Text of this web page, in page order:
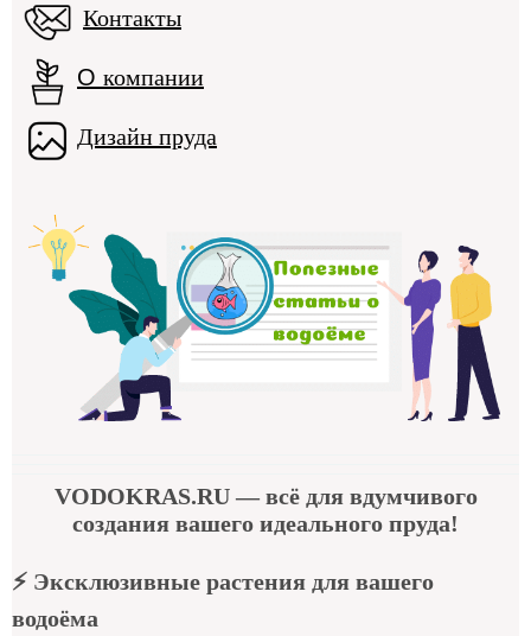
Контакты
О компании
Дизайн пруда
VODOKRAS.RU— всё для вдумчивого
создания вашего идеального пруда!
⚡ Эксклюзивные растения для вашего
водоёма